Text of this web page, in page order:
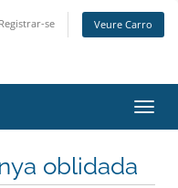
Registrar-se Veure Carro
la
oblidada